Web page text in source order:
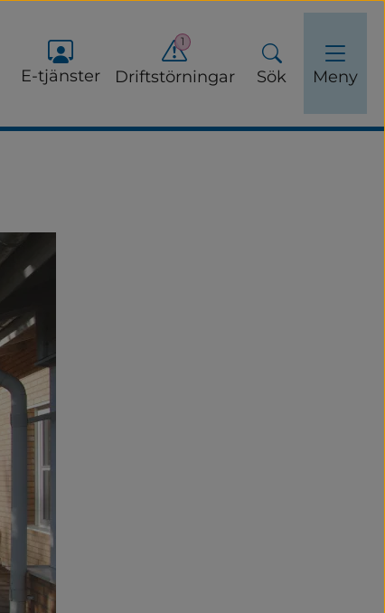
E-tjänster Driftstörningar
1
Sök Meny